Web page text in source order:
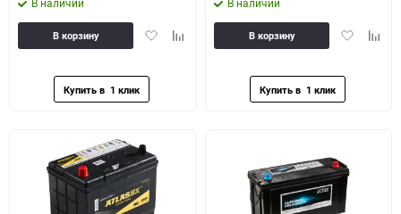
ДобавитьДобавить
В корзину
Добавить
В корзину